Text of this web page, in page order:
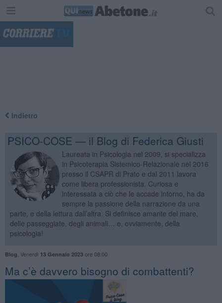
Indietro
PSICO-COSE — il Blog di Federica Giusti
Laureata in Psicologia nel 2009, si specializza
in Psicoterapia Sistemico-Relazionale nel 2016
presso il CSAPR di Prato e dal 2011 lavora
come libera professionista. Curiosa e
interessata a ciò che le accade intorno, ha da
sempre la passione della narrazione da una
parte, e della lettura dall’altra. Si definisce amante del mare,
delle passeggiate, degli animali… e, ovviamente, della
psicologia!
Blog Venerdì 13 Gennaio 2023ore 08:00
​Ma c’è davvero bisogno di combattenti?